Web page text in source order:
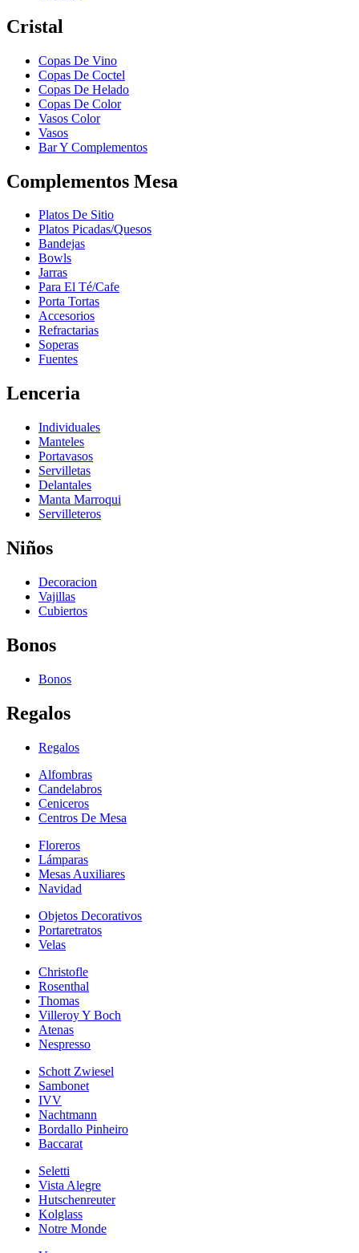
Cristal
Copas De Vino
Copas De Coctel
Copas De Helado
Copas De Color
Vasos Color
Vasos
Bar Y Complementos
Complementos Mesa
Platos De Sitio
Platos Picadas/Quesos
Bandejas
Bowls
Jarras
Para El Té/Cafe
Porta Tortas
Accesorios
Refractarias
Soperas
Fuentes
Lenceria
Individuales
Manteles
Portavasos
Servilletas
Delantales
Manta Marroqui
Servilleteros
Niños
Decoracion
Vajillas
Cubiertos
Bonos
Bonos
Regalos
Regalos
Alfombras
Candelabros
Ceniceros
Centros De Mesa
Floreros
Lámparas
Mesas Auxiliares
Navidad
Objetos Decorativos
Portaretratos
Velas
Christofle
Rosenthal
Thomas
Villeroy Y Boch
Atenas
Nespresso
Schott Zwiesel
Sambonet
IVV
Nachtmann
Bordallo Pinheiro
Baccarat
Seletti
Vista Alegre
Hutschenreuter
Kolglass
Notre Monde